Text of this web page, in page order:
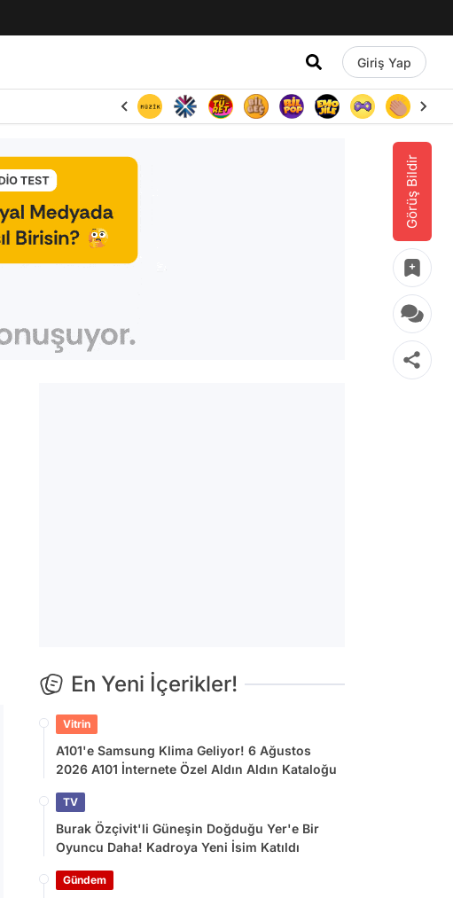
Giriş Yap
Görüş Bildir
En Yeni İçerikler!
Vitrin
A101'e Samsung Klima Geliyor! 6 Ağustos
2026 A101 İnternete Özel Aldın Aldın Kataloğu
TV
Burak Özçivit'li Güneşin Doğduğu Yer'e Bir
Oyuncu Daha! Kadroya Yeni İsim Katıldı
Gündem